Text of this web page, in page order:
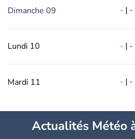
Dimanche 09 - | -
Lundi 10 - | -
Mardi 11 - | -
Actualités Météo